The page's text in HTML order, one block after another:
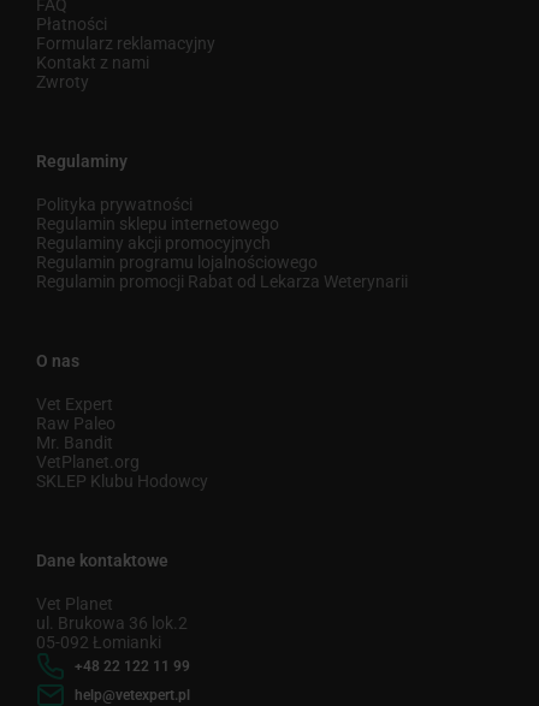
FAQ
Płatności
Formularz reklamacyjny
Kontakt z nami
Zwroty
Regulaminy
Polityka prywatności
Regulamin sklepu internetowego
Regulaminy akcji promocyjnych
Regulamin programu lojalnościowego
Regulamin promocji Rabat od Lekarza Weterynarii
O nas
Vet Expert
Raw Paleo
Mr. Bandit
VetPlanet.org
SKLEP Klubu Hodowcy
Dane kontaktowe
Vet Planet
ul. Brukowa 36 lok.2
05-092 Łomianki
+48 22 122 11 99
help@vetexpert.pl